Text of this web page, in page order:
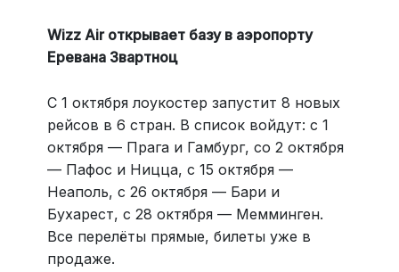
Wizz Air открывает базу в аэропорту
Еревана Звартноц
С 1 октября лоукостер запустит 8 новых
рейсов в 6 стран. В список войдут: с 1
октября — Прага и Гамбург, со 2 октября
— Пафос и Ницца, с 15 октября —
Неаполь, с 26 октября — Бари и
Бухарест, с 28 октября — Мемминген.
Все перелёты прямые, билеты уже в
продаже.